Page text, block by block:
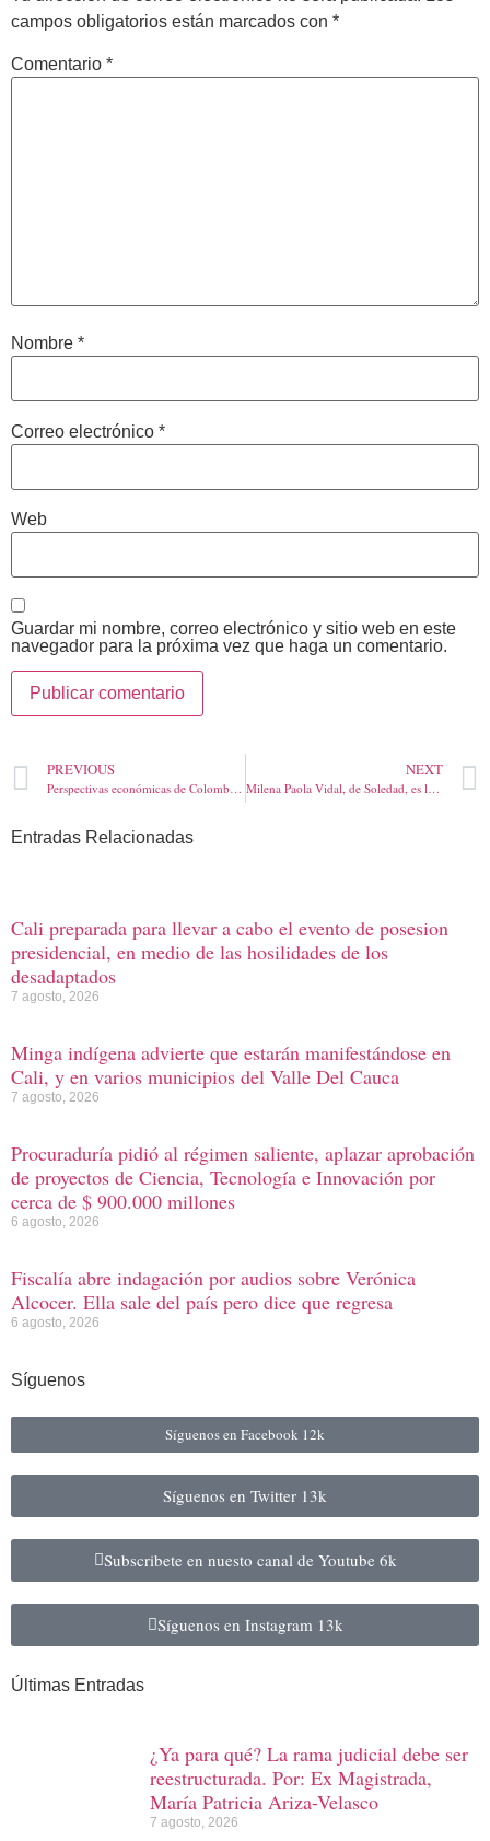
campos obligatorios están marcados con *
Comentario *
Nombre *
Correo electrónico *
Web
Guardar mi nombre, correo electrónico y sitio web en este
navegador para la próxima vez que haga un comentario.
PREVIOUS
Perspectivas económicas de Colombia, una visión objetiva y optimista. Por: Duván Idárraga
NEXT
Milena Paola Vidal, de Soledad, es la nueva Sirena de la Cumbia
Entradas Relacionadas
Cali preparada para llevar a cabo el evento de posesion
presidencial, en medio de las hosilidades de los
desadaptados
7 agosto, 2026
Minga indígena advierte que estarán manifestándose en
Cali, y en varios municipios del Valle Del Cauca
7 agosto, 2026
Procuraduría pidió al régimen saliente, aplazar aprobación
de proyectos de Ciencia, Tecnología e Innovación por
cerca de $ 900.000 millones
6 agosto, 2026
Fiscalía abre indagación por audios sobre Verónica
Alcocer. Ella sale del país pero dice que regresa
6 agosto, 2026
Síguenos
Síguenos en Facebook 12k
Síguenos en Twitter 13k
Subscribete en nuesto canal de Youtube 6k
Síguenos en Instagram 13k
Últimas Entradas
¿Ya para qué? La rama judicial debe ser
reestructurada. Por: Ex Magistrada,
María Patricia Ariza-Velasco
7 agosto, 2026